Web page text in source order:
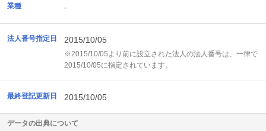
業種 -
法人番号指定日 2015/10/05
※2015/10/05より前に設立された法人の法人番号は、一律で
2015/10/05に指定されています。
最終登記更新日 2015/10/05
データの出典について